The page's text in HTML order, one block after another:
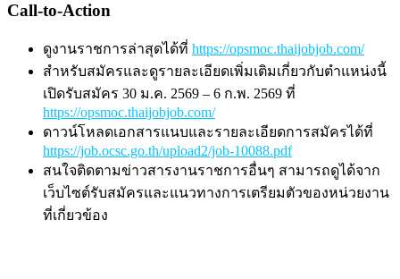
Call-to-Action
ดูงานราชการล่าสุดได้ที่ https://opsmoc.thaijobjob.com/
สำหรับสมัครและดูรายละเอียดเพิ่มเติมเกี่ยวกับตำแหน่งนี้
เปิดรับสมัคร 30 ม.ค. 2569 – 6 ก.พ. 2569 ที่
https://opsmoc.thaijobjob.com/
ดาวน์โหลดเอกสารแนบและรายละเอียดการสมัครได้ที่
https://job.ocsc.go.th/upload2/job-10088.pdf
สนใจติดตามข่าวสารงานราชการอื่นๆ สามารถดูได้จาก
เว็บไซต์รับสมัครและแนวทางการเตรียมตัวของหน่วยงาน
ที่เกี่ยวข้อง